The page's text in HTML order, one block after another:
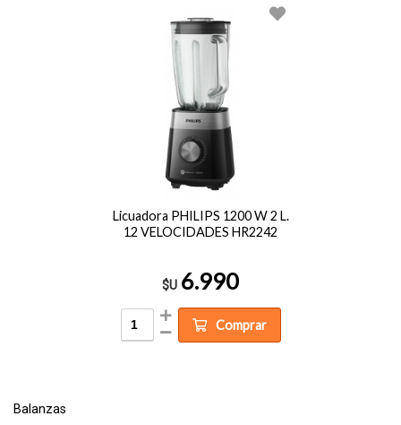
Balanzas
Licuadora PHILIPS 1200 W 2 L.
12 VELOCIDADES HR2242
$U 6.990
Comprar